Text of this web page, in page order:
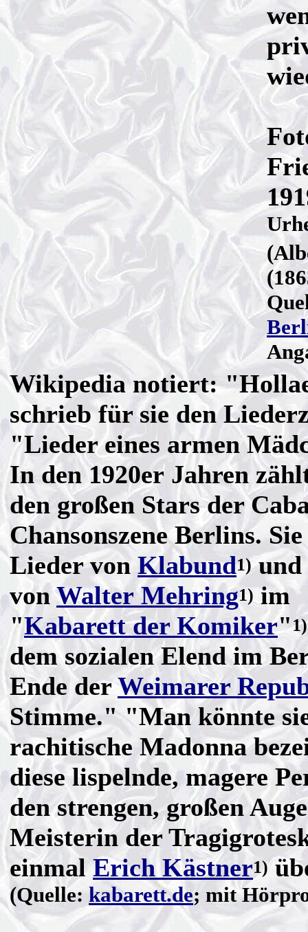
Wikipedia notiert:
schrieb für sie den
"Lieder eines armen
In den 1920er Jahren
den großen Stars der
Chansonszene Berlins. Sie
Lieder von Klabund1)und
vonWalter Mehring1)im
"Kabarett der Komiker"1)
dem sozialen Elend im
Ende derWeimarer
Stimme." "Man könnte
rachitische Madonna
diese lispelnde, magere
den strengen, großen
Meisterin der
einmalErich Kästner1)
(Quelle:kabarett.de; mit